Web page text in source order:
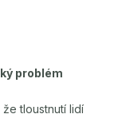
problém
tloustnutí lidí